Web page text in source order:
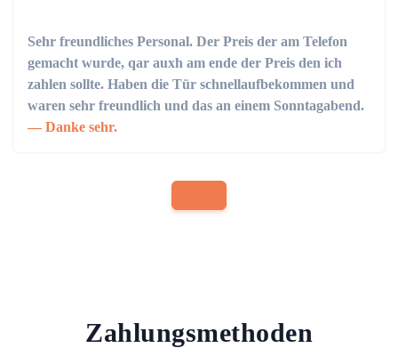
Sehr freundliches Personal. Der Preis der am Telefon
gemacht wurde, qar auxh am ende der Preis den ich
zahlen sollte. Haben die Tür schnellaufbekommen und
waren sehr freundlich und das an einem Sonntagabend.
Danke sehr.
Zahlungsmethoden